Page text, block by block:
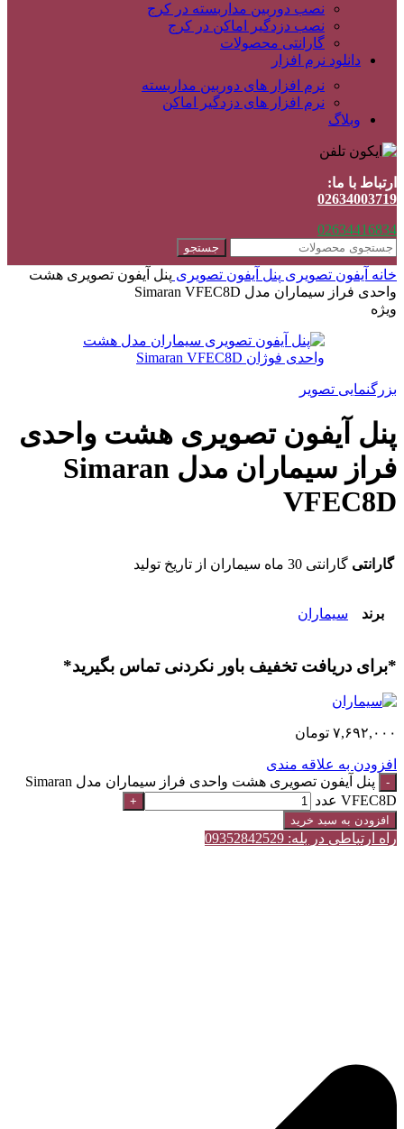
نصب دوربین مداربسته در کرج
نصب دزدگیر اماکن در کرج
گارانتی محصولات
دانلود نرم افزار
نرم افزار های دوربین مداربسته
نرم افزار های دزدگیر اماکن
وبلاگ
ارتباط با ما:
02634003719
02634416834
جستجو
خانه آیفون تصویری پنل آیفون تصویری پنل آیفون تصویری هشت
واحدی فراز سیماران مدل Simaran VFEC8D
ویژه
بزرگنمایی تصویر
پنل آیفون تصویری هشت واحدی
فراز سیماران مدل Simaran
VFEC8D
گارانتی گارانتی 30 ماه سیماران از تاریخ تولید
برند سیماران
*برای دریافت تخفیف باور نکردنی تماس بگیرید*
۷,۶۹۲,۰۰۰ تومان
افزودن به علاقه مندی
پنل آیفون تصویری هشت واحدی فراز سیماران مدل Simaran
VFEC8D عدد
افزودن به سبد خرید
راه ارتباطی در بله: 09352842529